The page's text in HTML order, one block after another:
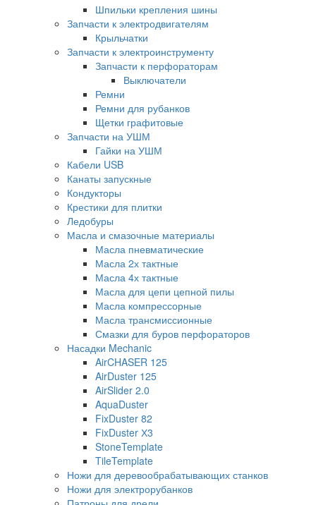
Шпильки крепления шины
Запчасти к электродвигателям
Крыльчатки
Запчасти к электроинструменту
Запчасти к перфораторам
Выключатели
Ремни
Ремни для рубанков
Щетки графитовые
Запчасти на УШМ
Гайки на УШМ
Кабели USB
Канаты запускные
Кондукторы
Крестики для плитки
Ледобуры
Масла и смазочные материалы
Масла пневматические
Масла 2х тактные
Масла 4х тактные
Масла для цепи цепной пилы
Масла компрессорные
Масла трансмиссионные
Смазки для буров перфораторов
Насадки Mechanic
AirCHASER 125
AirDuster 125
AirSlider 2.0
AquaDuster
FixDuster 82
FixDuster Х3
StoneTemplate
TileTemplate
Ножи для деревообрабатывающих станков
Ножи для электрорубанков